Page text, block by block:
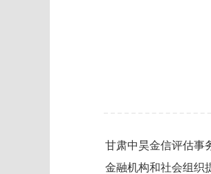
甘肃中昊金信评估事
金融机构和社会组织